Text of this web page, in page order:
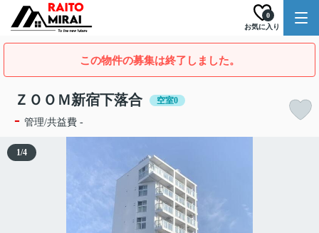
お気に入り
0
この物件の募集は終了しました。
ＺＯＯＭ新宿下落合 空室0
- 管理/共益費 -
1/4